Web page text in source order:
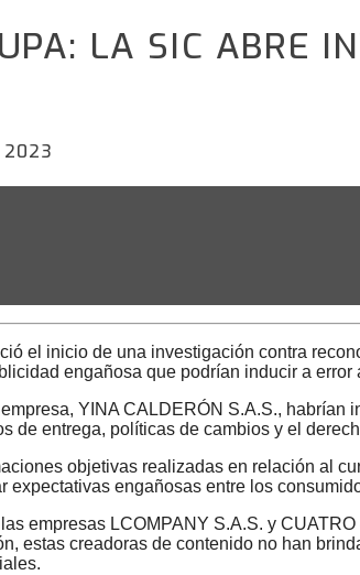
LA SIC ABRE
2023
el inicio de una investigación contra
engañosa que podrían inducir a error
YINA CALDERÓN S.A.S.,
de entrega, políticas de cambios y el
objetivas realizadas en relación al
expectativas engañosas entre los
empresas LCOMPANY S.A.S. y
estas creadoras de contenido no han